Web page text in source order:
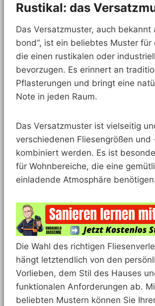
Rustikal: das
Das Versatzmuster, auch bekannt
bond“, ist ein beliebtes Muster für
die einen rustikalen oder
bevorzugen. Es erinnert an
Pflasterungen und bringt eine
Note in jeden Raum.
Das Versatzmuster ist vielseitig
verschiedenen Fliesengrößen und
kombiniert werden. Es ist
für Wohnbereiche, die eine
einladende Atmosphäre
Die Wahl des richtigen
hängt letztendlich von den
Vorlieben, dem Stil des Hauses
funktionalen Anforderungen ab.
beliebten Mustern können Sie